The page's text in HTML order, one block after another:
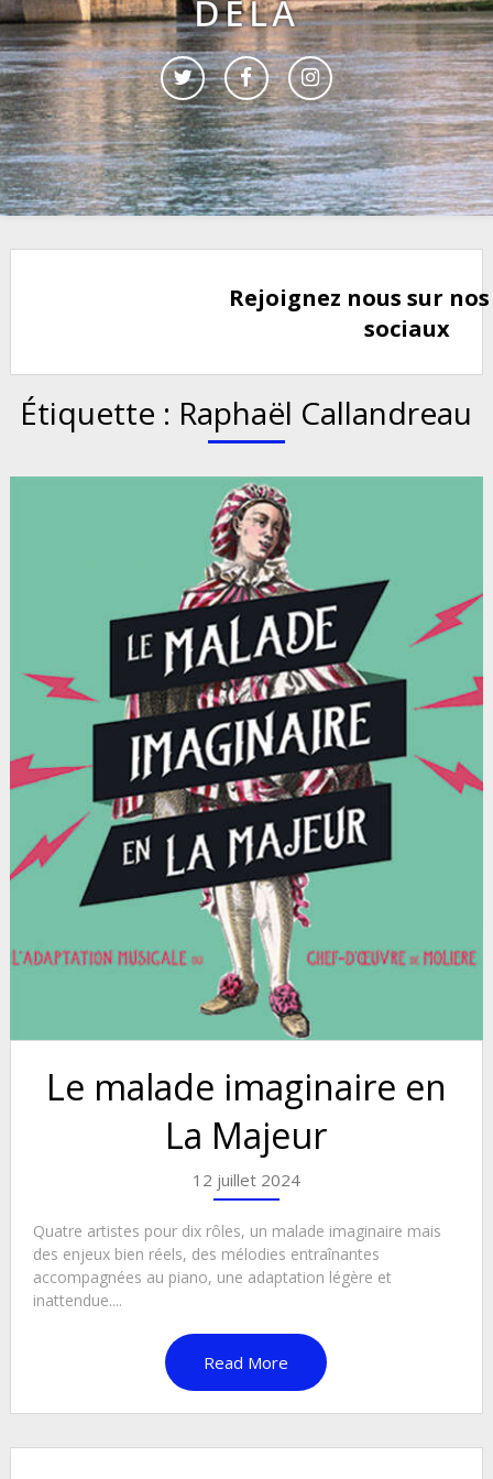
DELÀ
Rejoignez nous sur
sociaux
Étiquette : Raphaël Callandreau
Le malade imaginaire en
La Majeur
12 juillet 2024
Quatre artistes pour dix rôles, un malade imaginaire mais
des enjeux bien réels, des mélodies entraînantes
accompagnées au piano, une adaptation légère et
inattendue....
Read More